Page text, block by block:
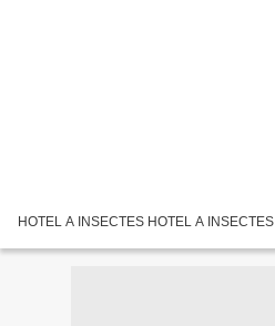
HOTEL A INSECTES HOTEL A INSECTES